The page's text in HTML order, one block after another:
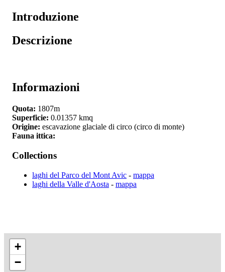
Introduzione
Descrizione
Informazioni
Quota: 1807m
Superficie: 0.01357 kmq
Origine: escavazione glaciale di circo (circo di monte)
Fauna ittica:
Collections
laghi del Parco del Mont Avic - mappa
laghi della Valle d'Aosta - mappa
+
−